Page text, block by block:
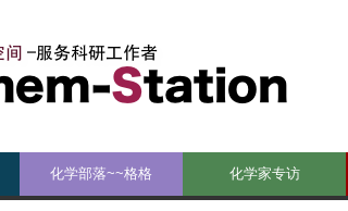
化学部落~~格格 化学家专访